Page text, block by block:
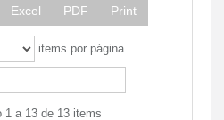
Excel PDF Print
items por página
1 a 13 de 13 items